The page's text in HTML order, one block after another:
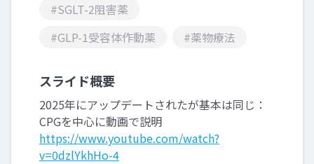
#SGLT-2阻害薬
#GLP-1受容体作動薬
#薬物療法
スライド概要
2025年にアップデートされたが基本は同じ：
CPGを中心に動画で説明
https://www.youtube.com/watch?
v=0dzlYkhHo-4